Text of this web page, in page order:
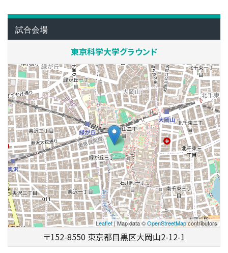
試合会場
東京科学大学グラウンド
Leaflet| Map data ©OpenStreetMapcontributors
〒152-8550 東京都目黒区大岡山2-12-1